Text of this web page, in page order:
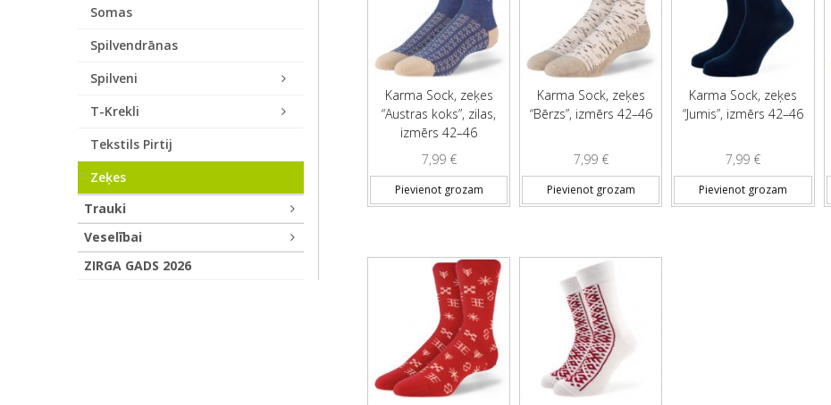
Karma Sock, zeķes
“Austras koks”, zilas,
izmērs 42–46
7,99 €
Pievienot grozam
Karma Sock, zeķes
“Bērzs”, izmērs 42–46
7,99 €
Pievienot grozam
Karma Sock, zeķes
“Jumis”, izmērs 42–46
7,99 €
Pievienot grozam
Somas
Spilvendrānas
Spilveni
T-Krekli
Tekstils Pirtij
Zeķes
Trauki
Veselībai
ZIRGA GADS 2026